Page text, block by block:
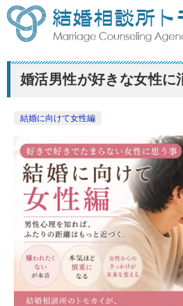
婚活男性が好きな女性に
結婚に向けて女性編